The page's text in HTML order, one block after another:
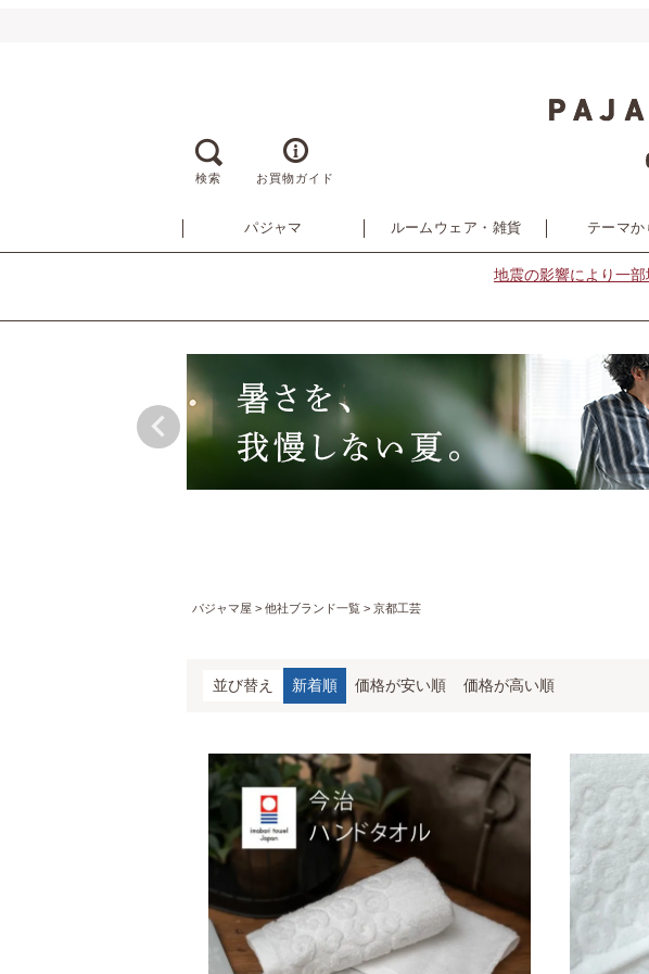
検索 お買物ガイド
パジャマ ルームウェア・雑貨 テーマか
地震の影響により一部
パジャマ屋 他社ブランド一覧 京都工芸
並び替え 新着順 価格が安い順 価格が高い順